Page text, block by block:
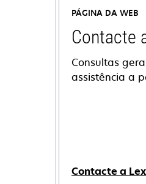
PÁGINA DA WEB
Contacte
Consultas
assistência a
Contacte a